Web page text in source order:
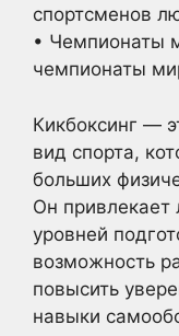
спортсменов
• Чемпионаты
чемпионаты
Кикбоксинг —
вид спорта,
больших
Он привлекает
уровней
возможность
повысить
навыки